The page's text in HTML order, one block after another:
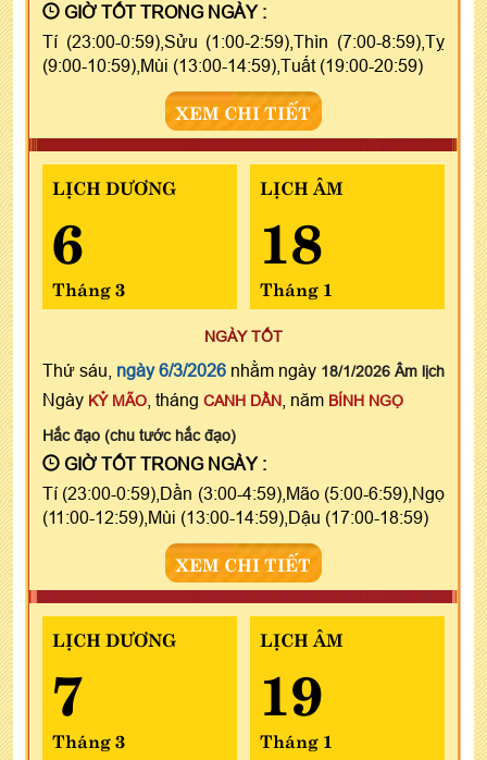
GIỜ TỐT TRONG NGÀY :
Tí (23:00-0:59),Sửu (1:00-2:59),Thìn (7:00-8:59),Tỵ
(9:00-10:59),Mùi (13:00-14:59),Tuất (19:00-20:59)
XEM CHI TIẾT
LỊCH DƯƠNG
6
Tháng 3
LỊCH ÂM
18
Tháng 1
NGÀY TỐT
Thứ sáu, ngày 6/3/2026 nhằm ngày 18/1/2026 Âm lịch
Ngày KỶ MÃO , tháng CANH DẦN , năm BÍNH NGỌ
Hắc đạo (chu tước hắc đạo)
GIỜ TỐT TRONG NGÀY :
Tí (23:00-0:59),Dần (3:00-4:59),Mão (5:00-6:59),Ngọ
(11:00-12:59),Mùi (13:00-14:59),Dậu (17:00-18:59)
XEM CHI TIẾT
LỊCH DƯƠNG
7
Tháng 3
LỊCH ÂM
19
Tháng 1